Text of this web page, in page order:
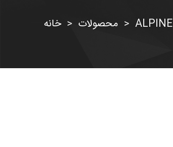
خانه > محصولات > ALPINE